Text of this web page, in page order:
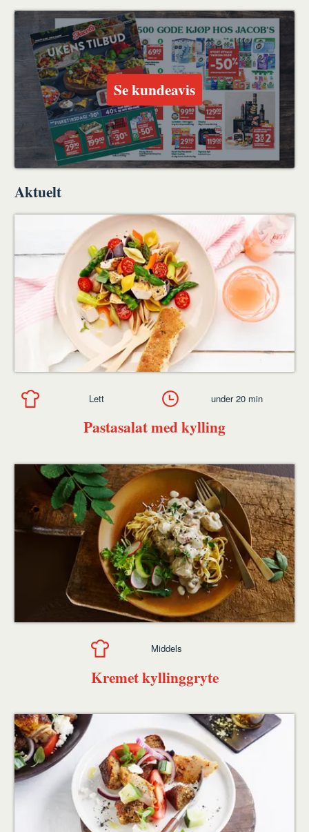
på
Facebook
på
Twitter
ut en
venn
Se kundeavis
Aktuelt
Pastasalat med kylling
Lett under 20 min
Kremet kyllinggryte
Middels